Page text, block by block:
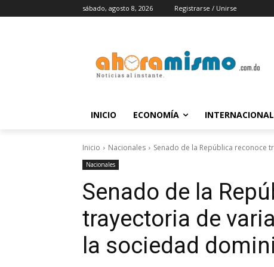
sábado, agosto 8, 2026 Registrarse / Unirse
INICIO ECONOMÍA
Inicio Nacionales Senado de la República reconoce
Nacionales
Senado de la
trayectoria de
la sociedad